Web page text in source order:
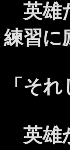
英雄
練習に
「そ
英雄